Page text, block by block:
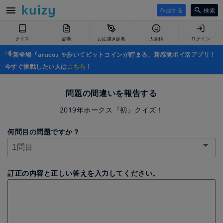
作成する 検索
クイズ 診断 お絵描き診断 大喜利 ログイン
新登場『aruco』✨歩いてビットコインが貯まる、新感覚ポイ活アプリ！
今すぐ挑戦したい人はこちら ！
問題の間違いを報告する
2019年ホークス『初』クイズ！
何問目の問題ですか？
訂正の内容と正しい答えを入力してください。